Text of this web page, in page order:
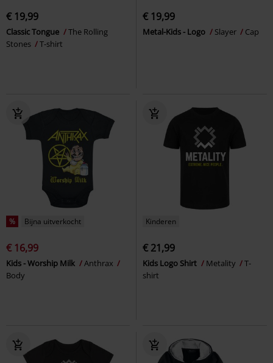
€ 19,99
Classic Tongue
The Rolling
Stones
T-shirt
€ 19,99
Metal-Kids - Logo Slayer Cap
% Bijna uitverkocht
€ 16,99
Kids - Worship Milk
Anthrax
Body
Kinderen
€ 21,99
Kids Logo Shirt Metality
T-
shirt